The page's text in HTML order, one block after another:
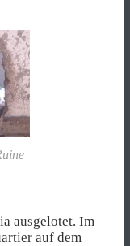
ausgelotet. Im
auf dem